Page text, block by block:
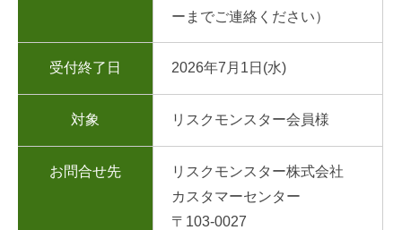
ーまでご連絡ください）
受付終了日 2026年7月1日(水)
対象 リスクモンスター会員様
お問合せ先
リスクモンスター株式会社
カスタマーセンター
〒103-0027